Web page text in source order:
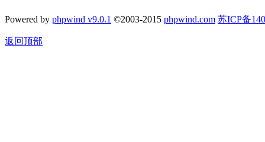
Powered by phpwind v9.0.1 ©2003-2015 phpwind.com 苏ICP备
返回顶部